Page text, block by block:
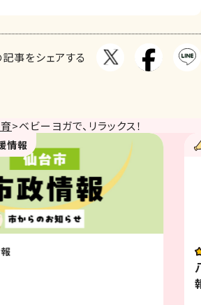
記事をシェアする
>ベビーヨガで、リラックス！
情報